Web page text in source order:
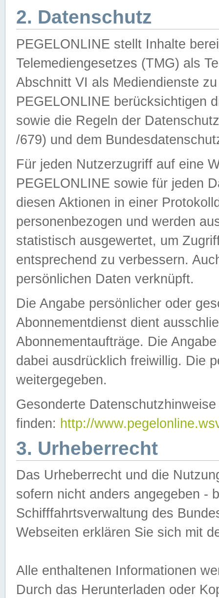
2. Datenschutz
PEGELONLINE stellt Inhalte
Telemediengesetzes (TMG) als
Abschnitt VI als Mediendienste
PEGELONLINE berücksichtigen
sowie die Regeln der
/679) und dem
Für jeden Nutzerzugriff auf eine
PEGELONLINE sowie für jeden
diesen Aktionen in einer
personenbezogen und werden
statistisch ausgewertet, um
entsprechend zu verbessern.
persönlichen Daten verknüpft.
Die Angabe persönlicher oder
Abonnementdienst dient
Abonnementaufträge. Die
dabei ausdrücklich freiwillig. Die
weitergegeben.
Gesonderte
finden: http://
3. Urheberrecht
Das Urheberrecht und die
sofern nicht anders angegeben -
Schifffahrtsverwaltung des
Webseiten erklären Sie sich mit
Alle enthaltenen Informationen
Durch das Herunterladen oder